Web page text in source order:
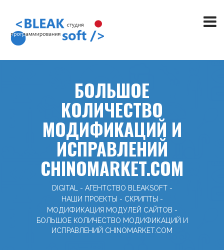
БОЛЬШОЕ
КОЛИЧЕСТВО
МОДИФИКАЦИЙ И
ИСПРАВЛЕНИЙ
CHINOMARKET.COM
DIGITAL - АГЕНТСТВО BLEAKSOFT -
НАШИ ПРОЕКТЫ - СКРИПТЫ -
МОДИФИКАЦИЯ МОДУЛЕЙ САЙТОВ -
БОЛЬШОЕ КОЛИЧЕСТВО МОДИФИКАЦИЙ И
ИСПРАВЛЕНИЙ CHINOMARKET.COM